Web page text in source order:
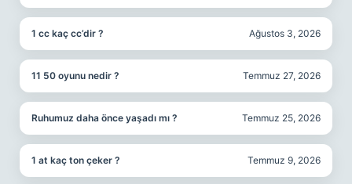
1 cc kaç cc’dir ? Ağustos 3, 2026
11 50 oyunu nedir ? Temmuz 27, 2026
Ruhumuz daha önce yaşadı mı ? Temmuz 25, 2026
1 at kaç ton çeker ? Temmuz 9, 2026